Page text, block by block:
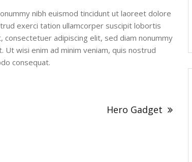
nibh euismod tincidunt ut laoreet dolore
exerci tation ullamcorper suscipit lobortis
adipiscing elit, sed diam nonummy
wisi enim ad minim veniam, quis nostrud
consequat.
Hero Gadget